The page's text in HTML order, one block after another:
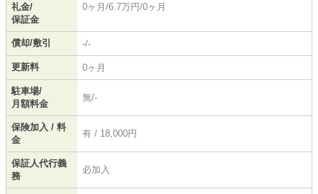
礼金/
保証金
0ヶ月/6.7万円/0ヶ月
償却/敷引 -/-
更新料 0ヶ月
駐車場/
月額料金
無/-
保険加入 / 料
金
有 / 18,000円
保証人代行義
務
必加入